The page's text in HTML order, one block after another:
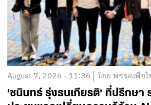
August 7, 2026 - 11:36 โดย พรรคเพื่อ
‘ชนินทร์ รุ่งธนเกียรติ’ ที่ปรึกษา